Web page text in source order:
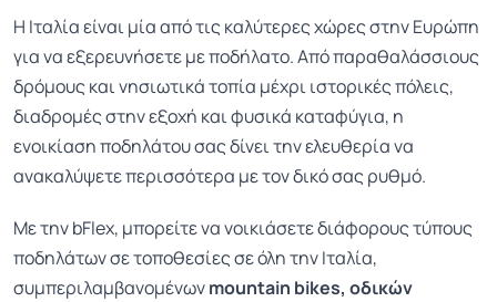
Η Ιταλία είναι μία από τις καλύτερες χώρες στην Ευρώπη
για να εξερευνήσετε με ποδήλατο. Από παραθαλάσσιους
δρόμους και νησιωτικά τοπία μέχρι ιστορικές πόλεις,
διαδρομές στην εξοχή και φυσικά καταφύγια, η
ενοικίαση ποδηλάτου σας δίνει την ελευθερία να
ανακαλύψετε περισσότερα με τον δικό σας ρυθμό.
Με την bFlex, μπορείτε να νοικιάσετε διάφορους τύπους
ποδηλάτων σε τοποθεσίες σε όλη την Ιταλία,
συμπεριλαμβανομένωνmountain bikes, οδικών